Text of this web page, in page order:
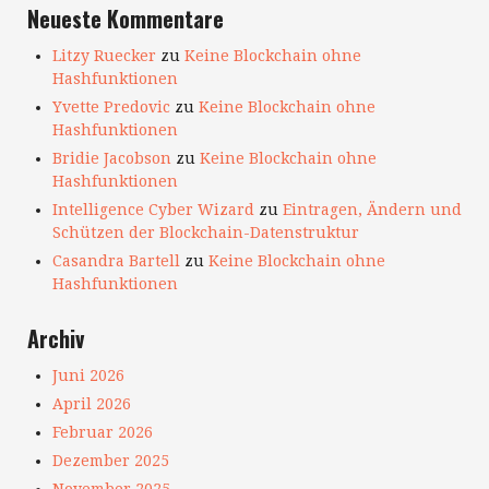
Neueste Kommentare
Litzy Ruecker zu Keine Blockchain ohne
Hashfunktionen
Yvette Predoviczu Keine Blockchain ohne
Hashfunktionen
Bridie Jacobsonzu Keine Blockchain ohne
Hashfunktionen
Intelligence Cyber Wizardzu Eintragen, Ändern und
Schützen der Blockchain-Datenstruktur
Casandra Bartellzu Keine Blockchain ohne
Hashfunktionen
Archiv
Juni 2026
April 2026
Februar 2026
Dezember 2025